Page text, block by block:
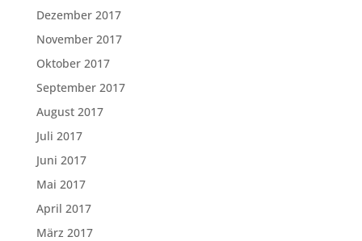
Dezember 2017
November 2017
Oktober 2017
September 2017
August 2017
Juli 2017
Juni 2017
Mai 2017
April 2017
März 2017